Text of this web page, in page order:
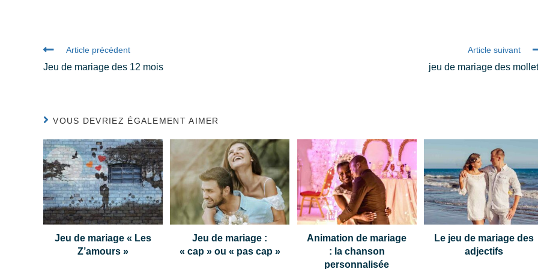
Article précédent
Jeu de mariage des 12 mois
Article suivant
jeu de mariage des
VOUS DEVRIEZ ÉGALEMENT AIMER
Jeu de mariage « Les
Z’amours »
Jeu de mariage :
« cap » ou « pas cap »
Animation de mariage
: la chanson
personnalisée
Le jeu de mariage des
adjectifs